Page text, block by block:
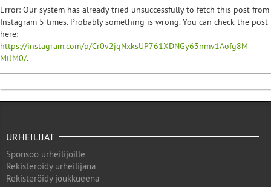
Error: Our system has already tried unsuccessfully to fetch this post from
Instagram 5 times. Probably something is wrong. You can check the post
here:
https://instagram.com/p/Cr0v2jqNxksUP761XDNGy63nmv1Aofg8M-
MtJM0/.
URHEILIJAT
Sponsoo urheilijoille
Rekisteröidy urheilijana
Rekisteröidy joukkueena